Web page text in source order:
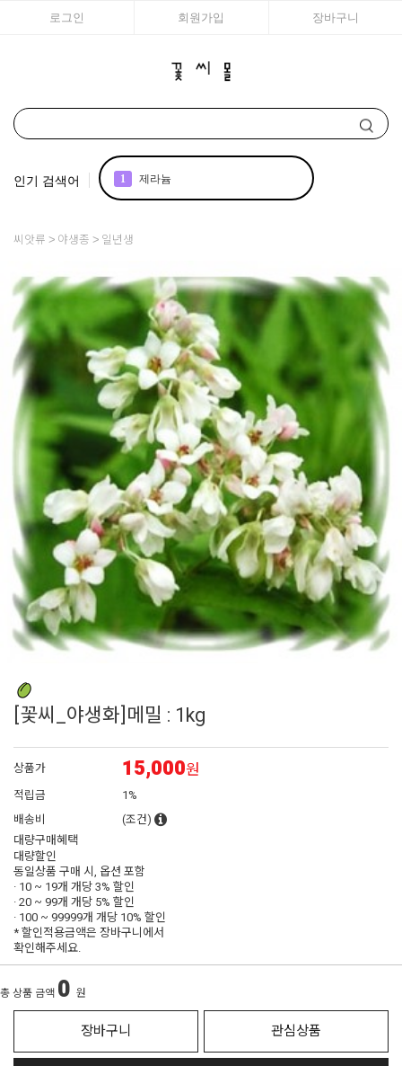
로그인 회원가입 장바구니
인기 검색어 1 제라늄
4 매발톱
5 백합
6 채송화
7 시계초
8 플록스
9 리갈
에키네시아
씨앗류 야생종 일년생
[꽃씨_야생화]메밀 : 1kg
상품가 15,000원
적립금
1%
배송비
(조건)
대량구매혜택
대량할인
동일상품 구매 시, 옵션 포함
· 10 ~ 19개 개당3% 할인
· 20 ~ 99개 개당 5% 할인
· 100 ~ 99999개 개당 10% 할인
* 할인적용금액은 장바구니에서
확인해주세요.
총 상품 금액 0 원
장바구니 관심상품